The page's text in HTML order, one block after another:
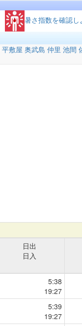
暑さ指数を確認し
平敷屋 奥武島 仲里 池間
日出
日入
5:38
19:27
5:39
19:27